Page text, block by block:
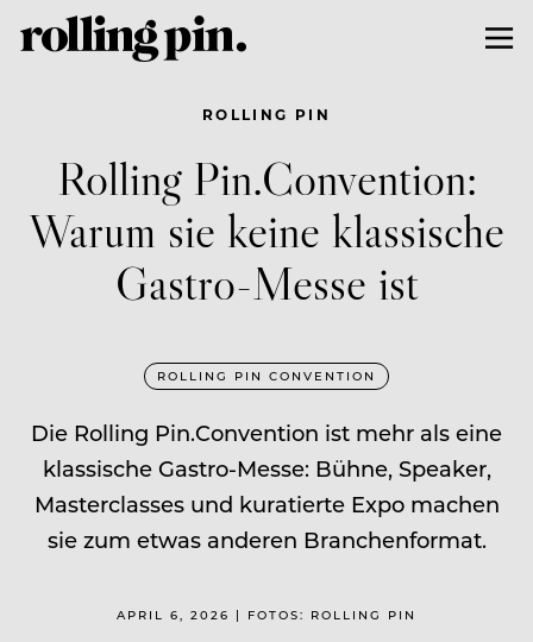
ROLLING PIN
Rolling Pin.Convention:
Warum sie keine klassische
Gastro-Messe ist
ROLLING PIN CONVENTION
Die Rolling Pin.Convention ist mehr als eine
klassische Gastro-Messe: Bühne, Speaker,
Masterclasses und kuratierte Expo machen
sie zum etwas anderen Branchenformat.
APRIL 6, 2026 | FOTOS: ROLLING PIN